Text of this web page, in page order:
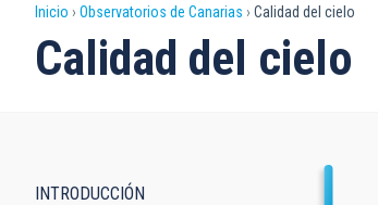
Sobrescribir
enlaces
Inicio Observatorios de Canarias Calidad del cielo
Calidad del cielo
INTRODUCCIÓN